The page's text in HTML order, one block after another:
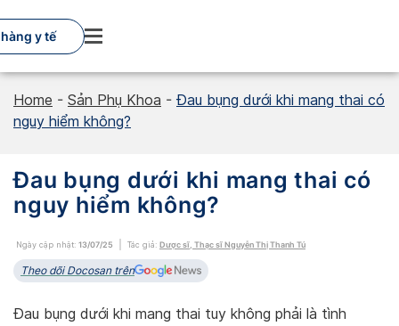
to
content
y tế
Home - Sản Phụ Khoa - Đau bụng dưới khi mang thai có
nguy hiểm không?
Đau bụng dưới khi mang thai có
nguy hiểm không?
Ngày cập nhật: 13/07/25 Tác giả: Dược sĩ, Thạc sĩ Nguyễn Thị Thanh Tú
Theo dõi Docosan trên
Đau bụng dưới khi mang thai tuy không phải là tình